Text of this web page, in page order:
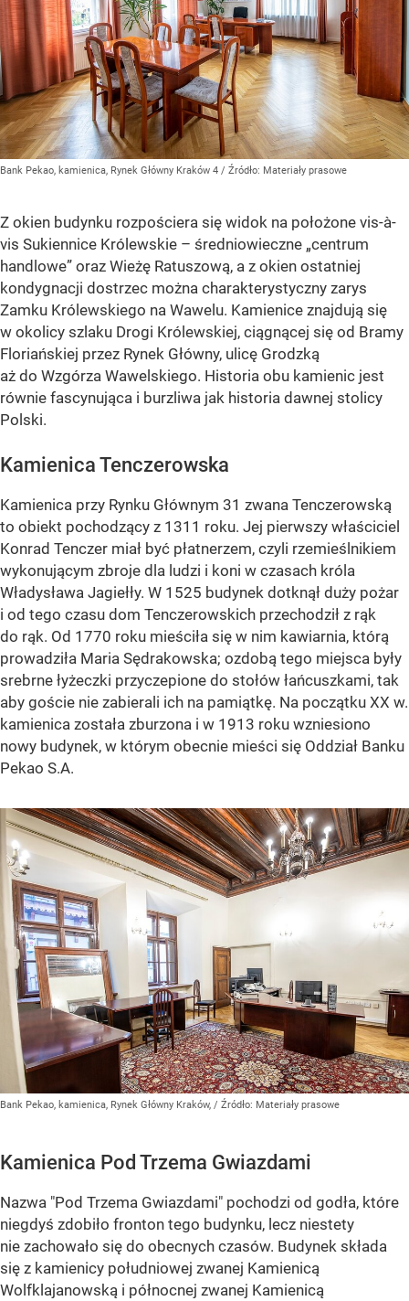
Bank Pekao, kamienica, Rynek Główny Kraków 4 / Źródło: Materiały prasowe
Z okien budynku rozpościera się widok na położone vis-à-
vis Sukiennice Królewskie – średniowieczne „centrum
handlowe” oraz Wieżę Ratuszową, a z okien ostatniej
kondygnacji dostrzec można charakterystyczny zarys
Zamku Królewskiego na Wawelu. Kamienice znajdują się
w okolicy szlaku Drogi Królewskiej, ciągnącej się od Bramy
Floriańskiej przez Rynek Główny, ulicę Grodzką
aż do Wzgórza Wawelskiego. Historia obu kamienic jest
równie fascynująca i burzliwa jak historia dawnej stolicy
Polski.
Kamienica Tenczerowska
Kamienica przy Rynku Głównym 31 zwana Tenczerowską
to obiekt pochodzący z 1311 roku. Jej pierwszy właściciel
Konrad Tenczer miał być płatnerzem, czyli rzemieślnikiem
wykonującym zbroje dla ludzi i koni w czasach króla
Władysława Jagiełły. W 1525 budynek dotknął duży pożar
i od tego czasu dom Tenczerowskich przechodził z rąk
do rąk. Od 1770 roku mieściła się w nim kawiarnia, którą
prowadziła Maria Sędrakowska; ozdobą tego miejsca były
srebrne łyżeczki przyczepione do stołów łańcuszkami, tak
aby goście nie zabierali ich na pamiątkę. Na początku XX w.
kamienica została zburzona i w 1913 roku wzniesiono
nowy budynek, w którym obecnie mieści się Oddział Banku
Pekao S.A.
Bank Pekao, kamienica, Rynek Główny Kraków, / Źródło: Materiały prasowe
Kamienica Pod Trzema Gwiazdami
Nazwa "Pod Trzema Gwiazdami" pochodzi od godła, które
niegdyś zdobiło fronton tego budynku, lecz niestety
nie zachowało się do obecnych czasów. Budynek składa
się z kamienicy południowej zwanej Kamienicą
Wolfklajanowską i północnej zwanej Kamienicą